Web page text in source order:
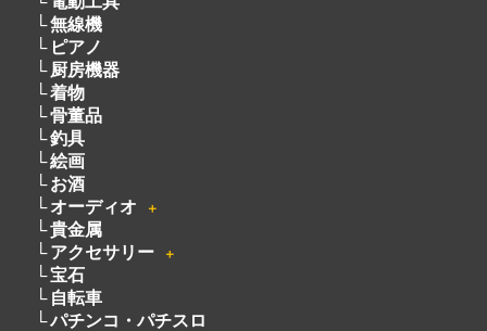
無線機
ピアノ
厨房機器
着物
骨董品
釣具
絵画
お酒
オーディオ
＋
貴金属
アクセサリー
＋
宝石
自転車
パチンコ・パチスロ